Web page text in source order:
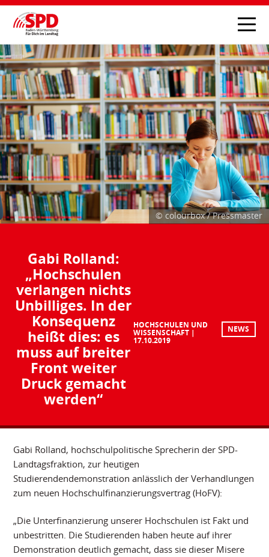
© colourbox / Pressmaster
Gabi Rolland:
„Hochschulen
verlangen nichts
Unbilliges. In der
Konsequenz
heißt dies: es
muss auf breiter
Front weiter
Druck gemacht
werden“
HOCHSCHULEN UND
WISSENSCHAFT
17.10.2019
NEWS
Gabi Rolland, hochschulpolitische Sprecherin der SPD-
Landtagsfraktion, zur heutigen
Studierendendemonstration anlässlich der Verhandlungen
zum neuen Hochschulfinanzierungsvertrag (HoFV):
„Die Unterfinanzierung unserer Hochschulen ist Fakt und
unbestritten. Die Studierenden haben heute auf ihrer
Demonstration deutlich gemacht, dass sie dieser Misere